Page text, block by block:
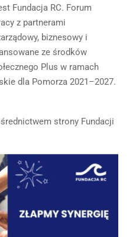
Fundacja RC. Forum
z partnerami
biznesowy i
ze środków
Plus w ramach
dla Pomorza 2021–2027.
strony Fundacji